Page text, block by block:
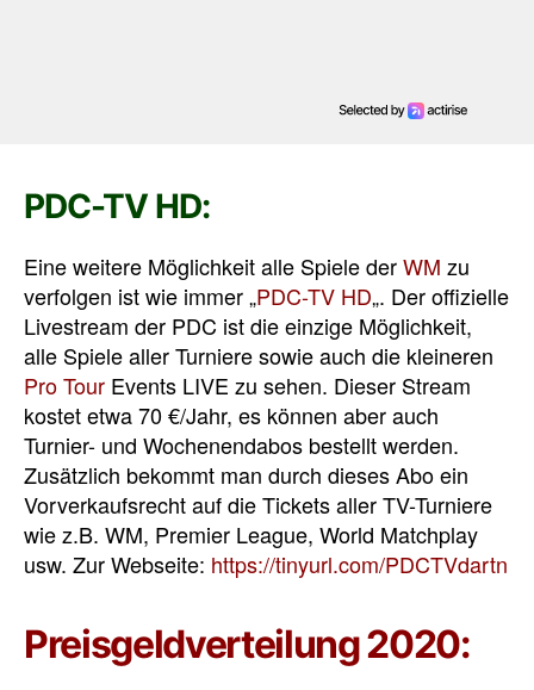
PDC-TV HD:
Eine weitere Möglichkeit alle Spiele derWM zu
verfolgen ist wie immer „PDC-TV HD„. Der offizielle
Livestream der PDC ist die einzige Möglichkeit,
alle Spiele aller Turniere sowie auch die kleineren
Pro Tour Events LIVE zu sehen. Dieser Stream
kostet etwa 70 €/Jahr, es können aber auch
Turnier- und Wochenendabos bestellt werden.
Zusätzlich bekommt man durch dieses Abo ein
Vorverkaufsrecht auf die Tickets aller TV-Turniere
wie z.B. WM, Premier League, World Matchplay
usw. Zur Webseite: https://tinyurl.com/PDCTVdartn
Preisgeldverteilung 2020: